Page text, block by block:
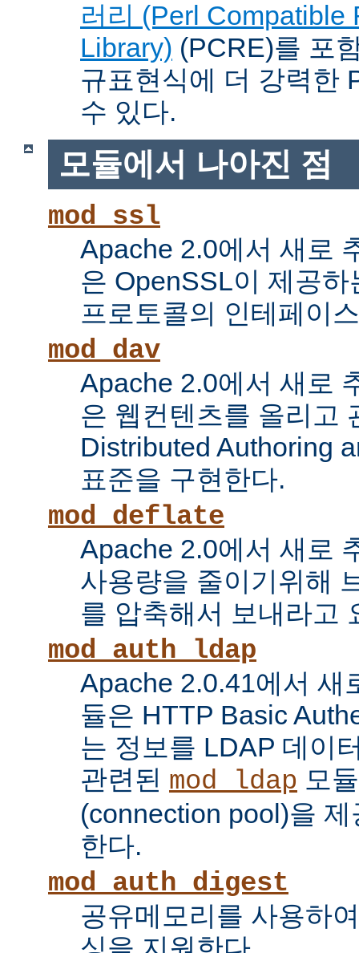
러리 (Perl Compatible
Library) (PCRE)를 포
규표현식에 더 강력한
수 있다.
모듈에서 나아진 점
mod_ssl
Apache 2.0에서 새로
은 OpenSSL이 제공
프로토콜의 인테페이
mod_dav
Apache 2.0에서 새로
은 웹컨텐츠를 올리고
Distributed Authoring
표준을 구현한다.
mod_deflate
Apache 2.0에서 새로
사용량을 줄이기위해
를 압축해서 보내라고
mod_auth_ldap
Apache 2.0.41에서 새
듈은 HTTP Basic
는 정보를 LDAP 데이
관련된 mod_ldap 모
(connection pool)을
한다.
mod_auth_digest
공유메모리를 사용하